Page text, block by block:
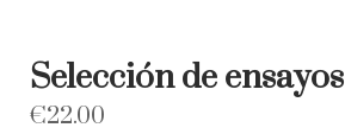
Selección de ensayos
€22.00